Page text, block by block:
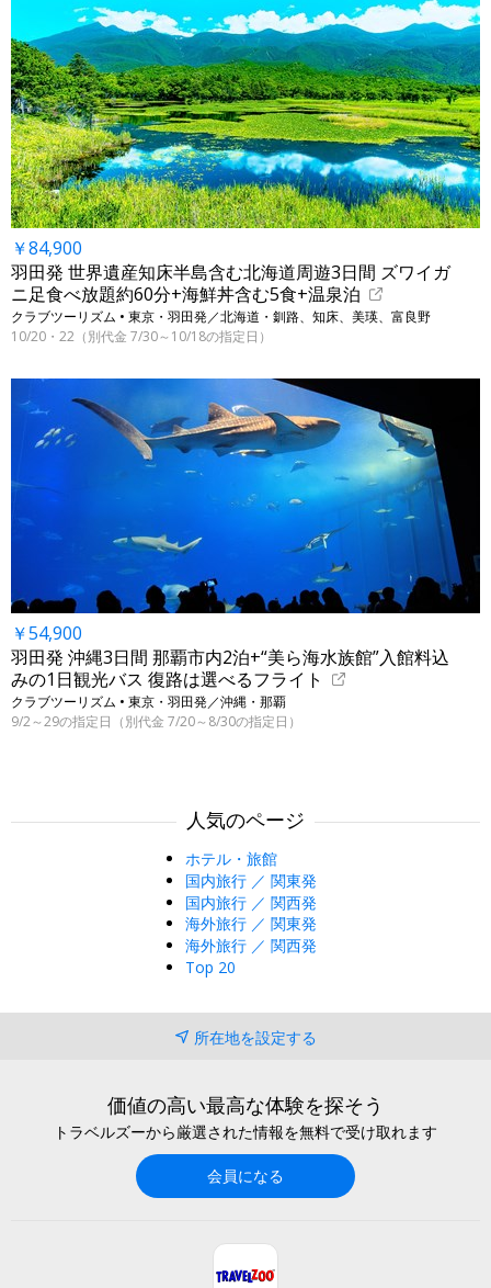
￥84,900
羽田発 世界遺産知床半島含む北海道周遊3日間 ズワイガ
ニ足食べ放題約60分+海鮮丼含む5食+温泉泊
クラブツーリズム • 東京・羽田発／北海道・釧路、知床、美瑛、富良野
10/20・22（別代金 7/30～10/18の指定日）
￥54,900
羽田発 沖縄3日間 那覇市内2泊+“美ら海水族館”入館料込
みの1日観光バス 復路は選べるフライト
クラブツーリズム • 東京・羽田発／沖縄・那覇
9/2～29の指定日（別代金 7/20～8/30の指定日）
人気のページ
ホテル・旅館
国内旅行 ／ 関東発
国内旅行 ／ 関西発
海外旅行 ／ 関東発
海外旅行 ／ 関西発
Top 20
所在地を設定する
価値の高い最高な体験を探そう
トラベルズーから厳選された情報を無料で受け取れます
会員になる